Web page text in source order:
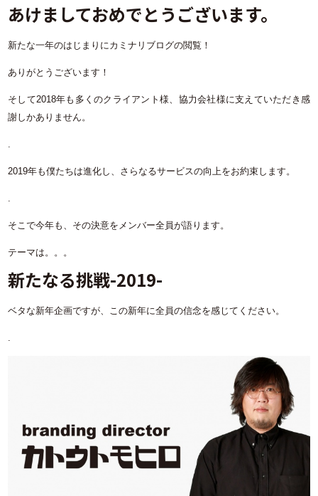
あけましておめでとうございます。
新たな一年のはじまりにカミナリブログの閲覧！
ありがとうございます！
そして2018年も多くのクライアント様、協力会社様に支えていただき感
謝しかありません。
2019年も僕たちは進化し、さらなるサービスの向上をお約束します。
そこで今年も、その決意をメンバー全員が語ります。
テーマは。。。
新たなる挑戦-2019-
ベタな新年企画ですが、この新年に全員の信念を感じてください。